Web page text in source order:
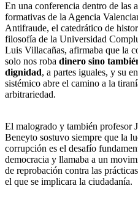
En una conferencia dentro de las
formativas de la Agencia
Antifraude, el catedrático de
filosofía de la Universidad
Luis Villacañas, afirmaba que la
solo nos roba dinero sino
dignidad, a partes iguales, y su
sistémico abre el camino a la
arbitrariedad.
El malogrado y también profesor
Beneyto sostuvo siempre que la
corrupción es el desafío
democracia y llamaba a un
de reprobación contra las
el que se implicara la ciudadanía.